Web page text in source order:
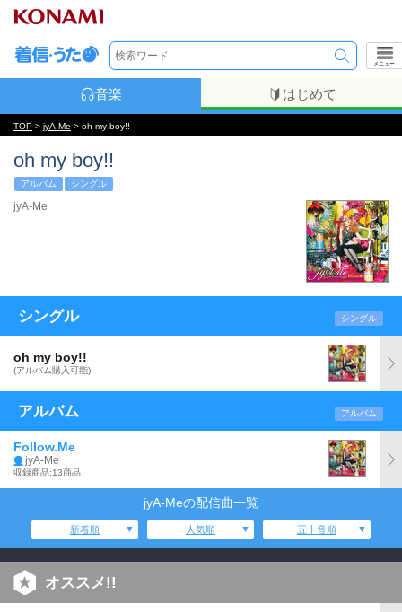
メニュー
音楽 はじめて
TOP > jyA-Me > oh my boy!!
oh my boy!!
アルバム シングル
jyA-Me
シングル シングル
oh my boy!!
(アルバム購入可能)
アルバム アルバム
Follow.Me
jyA-Me
収録商品:13商品
jyA-Meの配信曲一覧
新着順 人気順 五十音順
オススメ!!